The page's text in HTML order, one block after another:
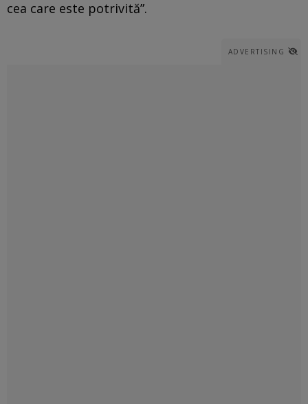
cea care este potrivită”.
ADVERTISING